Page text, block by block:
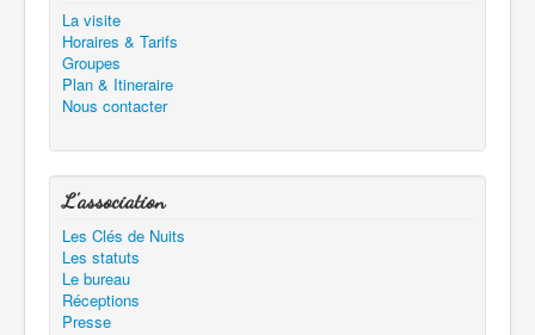
La visite
Horaires & Tarifs
Groupes
Plan & Itineraire
Nous contacter
L'association
Les Clés de Nuits
Les statuts
Le bureau
Réceptions
Presse